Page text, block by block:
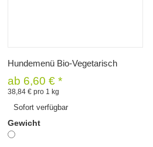
Schnellkauf
Hundemenü Bio-Vegetarisch
ab 6,60 €*
38,84 € pro 1 kg
Sofort verfügbar
Gewicht